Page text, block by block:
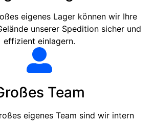
eigenes Lager können wir Ihre
unserer Spedition sicher und
effizient einlagern.
Team
eigenes Team sind wir intern